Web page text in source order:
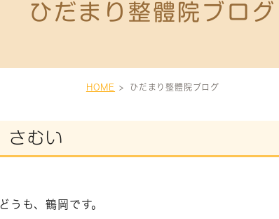
ひだまり整體院ブログ
HOME ひだまり整體院ブログ
さむい
どうも、鶴岡です。